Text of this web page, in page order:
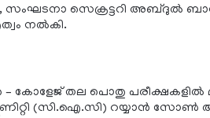
സെക്രട്ടറി അബ്ദുല്‍
നല്‍കി.
തല പൊതു പരീക്ഷകളിൽ
(സി.ഐ.സി) റയ്യാൻ സോൺ